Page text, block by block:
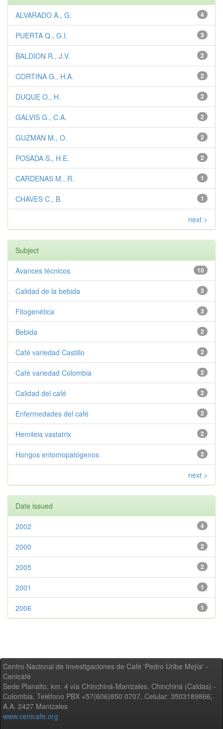
4
ALVARADO A., G.
3
PUERTA Q., G.I.
2
BALDION R., J.V.
2
CORTINA G., H.A.
2
DUQUE O., H.
2
GALVIS G., C.A.
2
GUZMAN M., O.
2
POSADA S., H.E.
1
CARDENAS M., R.
1
CHAVES C., B.
next >
Subject
10
Avances técnicos
3
Calidad de la bebida
3
Fitogenética
2
Bebida
2
Café variedad Castillo
2
Café variedad Colombia
2
Calidad del café
2
Enfermedades del café
2
Hemileia vastatrix
2
Hongos entomopatógenos
next >
Date issued
4
2002
2
2000
2
2005
1
2001
1
2006
Centro Nacional de Investigaciones de Café 'Pedro Uribe Mejía' -
Cenicafé
Sede Planalto, km. 4 vía Chinchiná-Manizales. Chinchiná (Caldas) -
Colombia, Teléfono PBX +57(606)850 0707, Celular: 3503189866,
A.A. 2427 Manizales
www.cenicafe.org